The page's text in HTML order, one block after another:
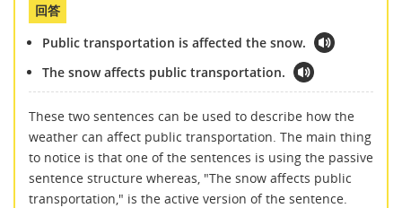
回答
Public transportation is affected the snow.
The snow affects public transportation.
These two sentences can be used to describe how the
weather can affect public transportation. The main thing
to notice is that one of the sentences is using the passive
sentence structure whereas, "The snow affects public
transportation," is the active version of the sentence.